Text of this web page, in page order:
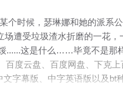
个时候，瑟琳娜和她的派系
遭受垃圾渣水折磨的一花，
馁......这是什么……毕竟不是
度云盘、百度网盘、下克
字幕版、中字英语版以及bt
电视剧大全在线观看！